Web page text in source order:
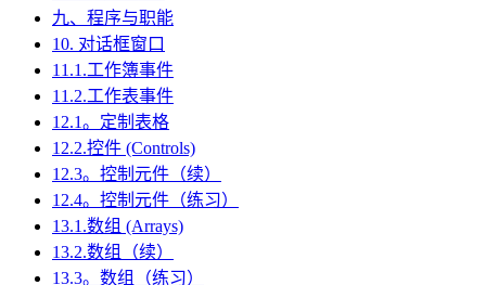
九、程序与职能
10. 对话框窗口
11.1.工作簿事件
11.2.工作表事件
12.1。定制表格
12.2.控件 (Controls)
12.3。控制元件（续）
12.4。控制元件（练习）
13.1.数组 (Arrays)
13.2.数组（续）
13.3。数组（练习）